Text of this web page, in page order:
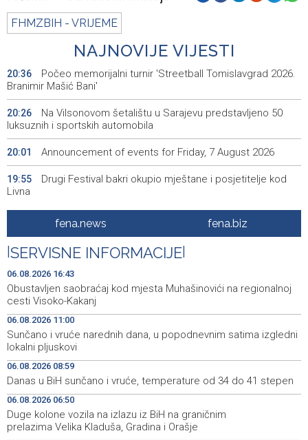
FHMZBIH - VRIJEME
NAJNOVIJE VIJESTI
20:36
Počeo memorijalni turnir 'Streetball Tomislavgrad 2026.
Branimir Mašić Bani'
20:26
Na Vilsonovom šetalištu u Sarajevu predstavljeno 50
luksuznih i sportskih automobila
20:01 Announcement of events for Friday, 7 August 2026
19:55
Drugi Festival bakri okupio mještane i posjetitelje kod
Livna
Novi Travnik receives first direct EU funding for UNESCO
heritage project
19:33
Crishock: OHR maintains an open dialogue with all
political stakeholders in BiH
19:32
Velika nagrada Britanije ostaje u MotoGP kalendaru do
19:29
Španska krajnja ljevica i desnica ujedinjene protiv
Maroka kao suorganizatora SP 2030.
19:27
Grad Novi Travnik prvi put izravno dobio sredstva
Europske unije
19:16
Soreca says SEPA application marks important
milestone on BiH's EU path
fena.news fena.biz
SERVISNE INFORMACIJE
06.08.2026 16:43
Obustavljen saobraćaj kod mjesta Muhašinovići na regionalnoj
cesti Visoko-Kakanj
06.08.2026 11:00
Sunčano i vruće narednih dana, u popodnevnim satima izgledni
lokalni pljuskovi
06.08.2026 08:59
Danas u BiH sunčano i vruće, temperature od 34 do 41 stepen
06.08.2026 06:50
Duge kolone vozila na izlazu iz BiH na graničnim
prelazima Velika Kladuša, Gradina i Orašje